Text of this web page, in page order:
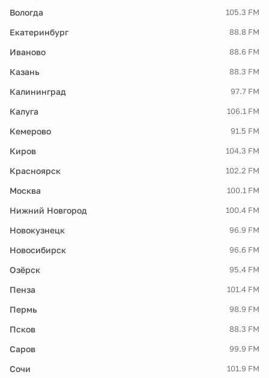
Вологда 105.3 FM
Екатеринбург 88.8 FM
Иваново 88.6 FM
Казань 88.3 FM
Калининград 97.7 FM
Калуга 106.1 FM
Кемерово 91.5 FM
Киров 104.3 FM
Красноярск 102.2 FM
Москва 100.1 FM
Нижний Новгород 100.4 FM
Новокузнецк 96.9 FM
Новосибирск 96.6 FM
Озёрск 95.4 FM
Пенза 101.4 FM
Пермь 98.9 FM
Псков 88.3 FM
Саров 99.9 FM
Сочи 101.9 FM